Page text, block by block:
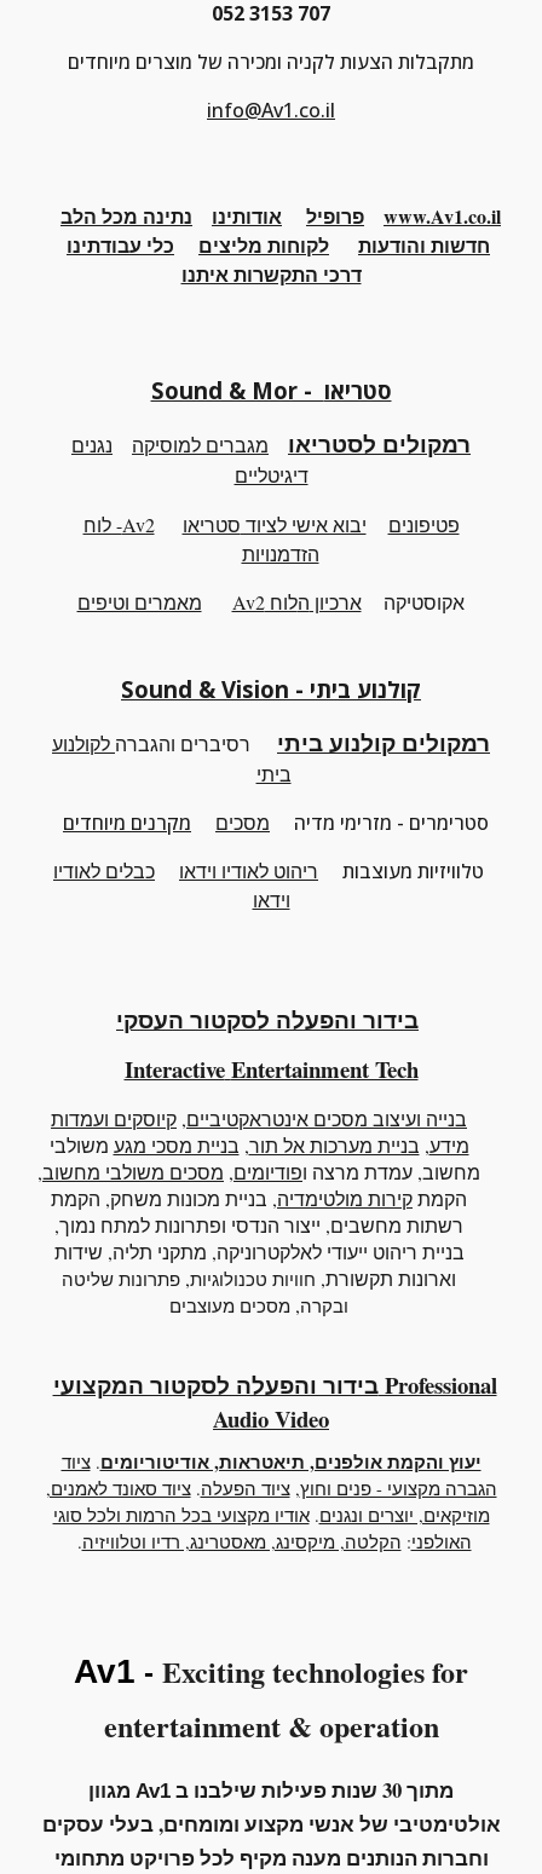
052 3153 707
מתקבלות הצעות לקניה ומכירה של מוצרים מיוחדים
info@Av1.co.il
www.Av1.co.il פרופיל אודותינו
נתינה מכל הלב
חדשות והודעות
לקוחות מליצים כלי עבודתינו
דרכי התקשרות איתנו
Sound & Mor - סטריאו
רמקולים לסטריאו מגברים למוסיקה
נגנים
דיגיטליים
פטיפונים יבוא אישי לציוד סטריאו
Av2- לוח
הזדמנויות
אקוסטיקהארכיון הלוח Av2 מאמרים וטיפים
קולנוע ביתי - Sound & Vision
רמקולים קולנוע ביתי רסיברים והגברה לקולנוע
ביתי
סטרימרים - מזרימי מדיה מסכים
מקרנים מיוחדים
טלוויזיות מעוצבות
ריהוט לאודיו וידאו
כבלים לאודיו
וידאו
בידור והפעלה לסקטור העסקי
Interactive Entertainment Tech
בנייה ועיצוב מסכים אינטראקטיביים, קיוסקים ועמדות
מידע, בניית מערכות אל תור, בניית מסכי מגע משולבי
מחשוב, עמדת מרצה ופודיומים, מסכים משולבי מחשוב,
הקמתקירות מולטימדיה, בניית מכונות משחק, הקמת
רשתות מחשבים, ייצור הנדסי ופתרונות למתח נמוך,
בניית ריהוט ייעודי לאלקטרוניקה, מתקני תליה, שידות
וארונות תקשורת, חוויות טכנולוגיות, פתרונות שליטה
ובקרה, מסכים מעוצבים
בידור והפעלה לסקטור המקצועי Professional
Audio Video
יעוץ והקמת אולפנים, תיאטראות, אודיטוריומים.ציוד
הגברה מקצועי - פנים וחוץ,ציוד הפעלה.ציוד סאונד לאמנים,
מוזיקאים, יוצרים ונגנים.אודיו מקצועי בכל הרמות ולכל סוגי
האולפני: הקלטה, מיקסינג, מאסטרינג, רדיו וטלוויזיה.
Av1 - Exciting technologies for
entertainment & operation
מתוך 30 שנות פעילות שילבנו ב Av1 מגוון
אולטימטיבי של אנשי מקצוע ומומחים, בעלי עסקים
וחברות הנותנים מענה מקיף לכל פרויקט מתחומי